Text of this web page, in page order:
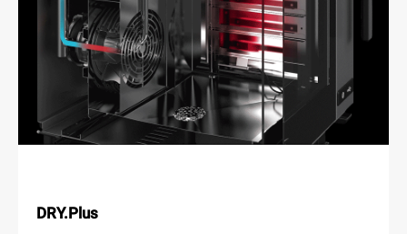
DRY.Plus